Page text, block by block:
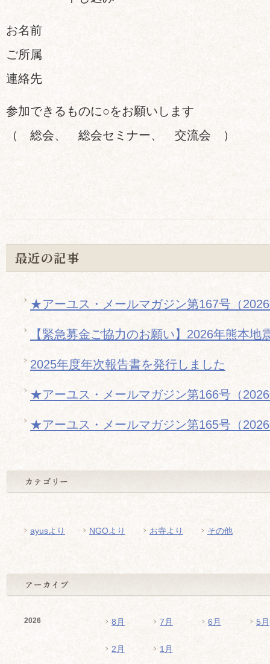
お名前
ご所属
連絡先
参加できるものに○をお願いします
（ 総会、 総会セミナー、 交流会 ）
最近の記事
★アーユス・メールマガジン第167号（
【緊急募金ご協力のお願い】2026年熊本地
2025年度年次報告書を発行しました
★アーユス・メールマガジン第166号（
★アーユス・メールマガジン第165号（
ayusより NGOより お寺より その他
2026 8月 7月 6月 5月
2月 1月